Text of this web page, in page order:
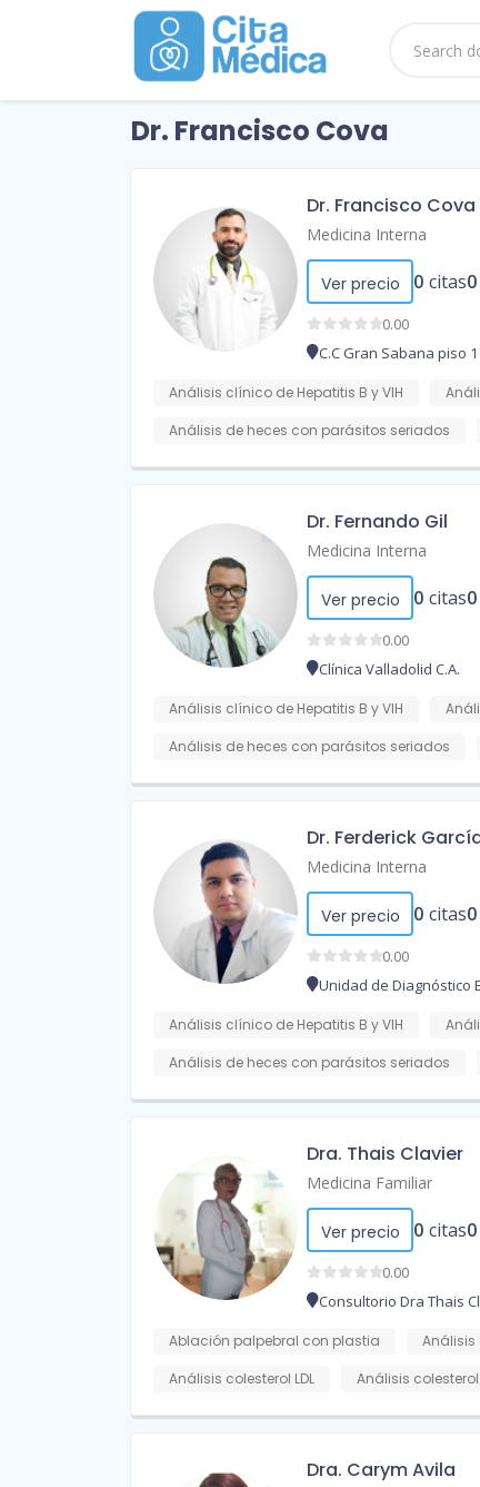
Dr. Francisco Cova
Dr. Francisco Cova
Medicina Interna
Ver precio 0 citas0
0.00
C.C Gran Sabana piso
Análisis clínico de Hepatitis B y VIH
Análisis de heces con parásitos seriados
Dr. Fernando Gil
Medicina Interna
Ver precio 0 citas0
0.00
Clínica Valladolid C.A.
Análisis clínico de Hepatitis B y VIH
Análisis de heces con parásitos seriados
Dr. Ferderick
Medicina Interna
Ver precio 0 citas0
0.00
Unidad de Diagnóstico
Análisis clínico de Hepatitis B y VIH
Análisis de heces con parásitos seriados
Dra. Thais Clavier
Medicina Familiar
Ver precio 0 citas0
0.00
Consultorio Dra Thais
Ablación palpebral con plastia Análisis
Análisis colesterol LDL
Análisis
Dra. Carym Avila